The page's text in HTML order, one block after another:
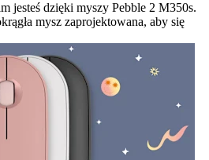
jesteś dzięki myszy Pebble 2 M350s.
mysz zaprojektowana, aby się